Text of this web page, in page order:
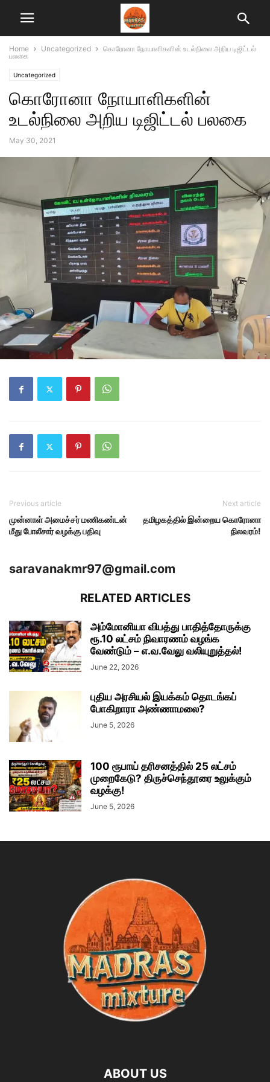
Home Uncategorized
கொரோனா நோயாளிகளின் உடல்நிலை அறிய டிஜிட்டல்
பலகை
Uncategorized
கொரோனா நோயாளிகளின்
உடல்நிலை அறிய டிஜிட்டல் பலகை
May 30, 2021
Previous article
முன்னாள் அமைச்சர் மணிகண்டன்
மீது போலீசார் வழக்கு பதிவு
Next article
தமிழகத்தில் இன்றைய கொரோனா
நிலவரம்!
saravanakmr97@gmail.com
RELATED ARTICLES
அம்மோனியா விபத்து பாதித்தோருக்கு
ரூ.10 லட்சம் நிவாரணம் வழங்க
வேண்டும் – எ.வ.வேலு வலியுறுத்தல்!
June 22, 2026
புதிய அரசியல் இயக்கம் தொடங்கப்
போகிறாரா அண்ணாமலை?
June 5, 2026
100 ரூபாய் தரிசனத்தில் 25 லட்சம்
முறைகேடு? திருச்செந்தூரை உலுக்கும்
வழக்கு!
June 5, 2026
ABOUT US